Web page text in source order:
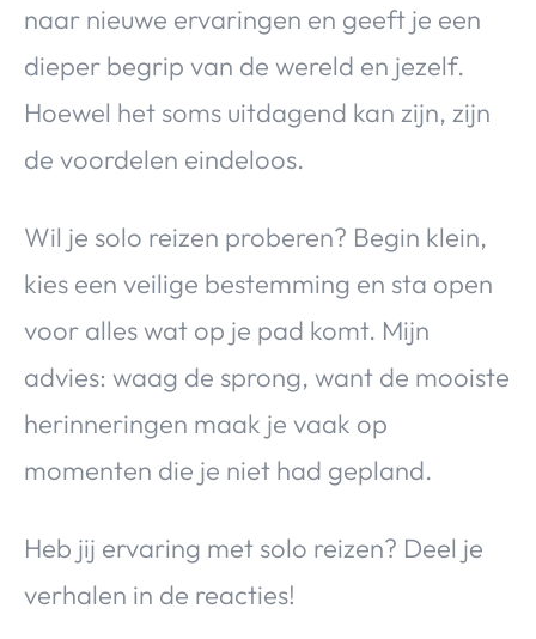
naar nieuwe ervaringen en geeft je een
dieper begrip van de wereld en jezelf.
Hoewel het soms uitdagend kan zijn, zijn
de voordelen eindeloos.
Wil je solo reizen proberen? Begin klein,
kies een veilige bestemming en sta open
voor alles wat op je pad komt. Mijn
advies: waag de sprong, want de mooiste
herinneringen maak je vaak op
momenten die je niet had gepland.
Heb jij ervaring met solo reizen? Deel je
verhalen in de reacties!